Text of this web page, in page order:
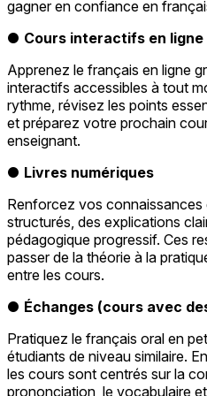
gagner en confiance en
● Cours interactifs en ligne
Apprenez le français en ligne
interactifs accessibles à tout
rythme, révisez les points
et préparez votre prochain
enseignant.
● Livres numériques
Renforcez vos connaissances
structurés, des explications
pédagogique progressif. Ces
passer de la théorie à la
entre les cours.
● Échanges (cours avec
Pratiquez le français oral en
étudiants de niveau similaire.
les cours sont centrés sur la
prononciation, le vocabulaire